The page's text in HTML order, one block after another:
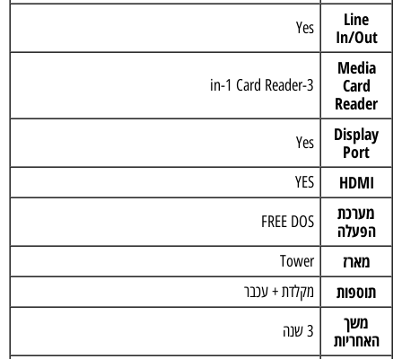
Line
In/Out
Yes
Media
Card
Reader
3-in-1 Card Reader
Display
Port
Yes
HDMI
YES
מערכת
הפעלה
FREE DOS
מארז Tower
תוספות מקלדת + עכבר
משך
האחריות
3 שנה